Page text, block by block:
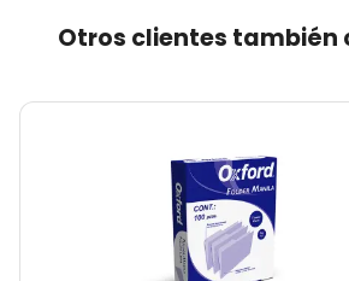
Otros clientes también